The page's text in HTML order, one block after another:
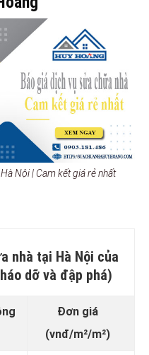
Nội | Cam kết giá rẻ nhất
nhà tại Hà Nội của
dỡ và đập phá)
Đơn giá
(vnđ/m²/m²)